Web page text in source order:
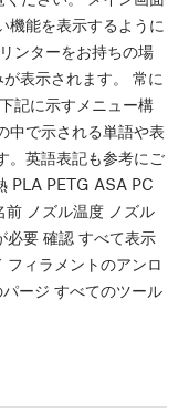
機能を表示するように
ンターをお持ちの場
表示されます。 常に
記に示すメニュー構
中で示される単語や表
。英語表記も参考にご
PLA PETG ASA PC
ノズル温度 ノズル
必要 確認 すべて表示
ィラメントのアンロ
ージ すべてのツール